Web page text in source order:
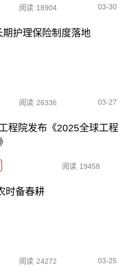
阅读 18904 03-30
护理保险制度落地
阅读 26336 03-27
程院发布《2025全球工程
阅读 19458
时备春耕
阅读 24272 03-25